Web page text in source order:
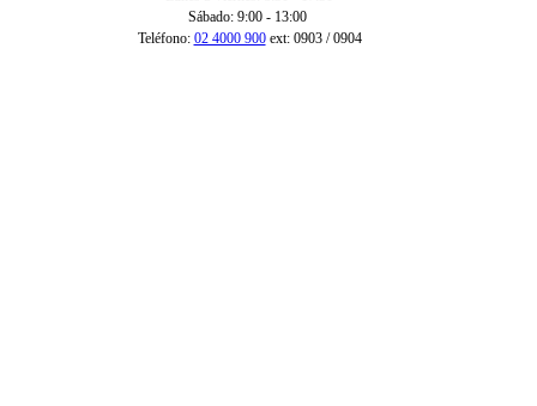
Sábado: 9:00 - 13:00
Teléfono: 02 4000 900ext: 0903 / 0904